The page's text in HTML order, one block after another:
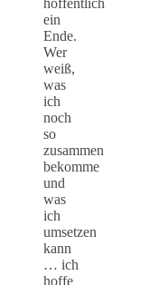
hoffentlich
ein
Ende.
Wer
weiß,
was
ich
noch
so
zusammen
bekomme
und
was
ich
umsetzen
kann
… ich
hoffe